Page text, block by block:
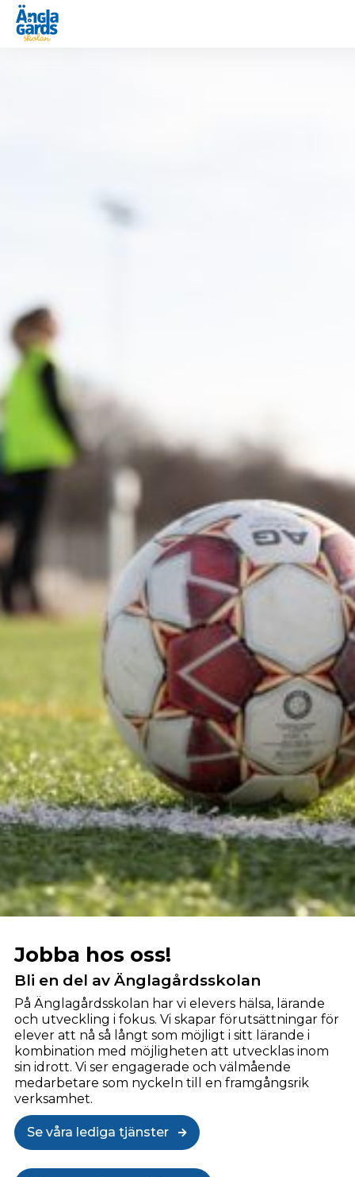
Jobba hos oss!
Bli en del av Änglagårdsskolan
På Änglagårdsskolan har vi elevers hälsa, lärande
och utveckling i fokus. Vi skapar förutsättningar för
elever att nå så långt som möjligt i sitt lärande i
kombination med möjligheten att utvecklas inom
sin idrott. Vi ser engagerade och välmående
medarbetare som nyckeln till en framgångsrik
verksamhet.
Se våra lediga tjänster